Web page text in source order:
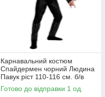
Карнавальний костюм
Спайдермен чорний Людина
Павук ріст 110-116 см. б/в
Готово до відправки 1 од.